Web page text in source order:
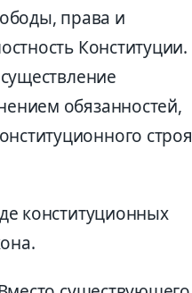
права и
Конституции.
обязанностей,
строя
конституционных